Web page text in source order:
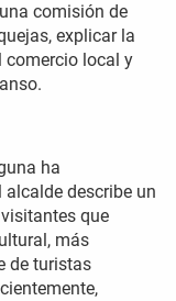
comisión de
explicar la
comercio local y
ha
describe un
que
más
de turistas